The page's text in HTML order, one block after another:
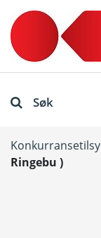
Søk
Ringebu )